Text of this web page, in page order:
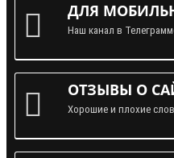
ДЛЯ
Наш канал в
ОТЗЫВЫ О
Хорошие и плохие